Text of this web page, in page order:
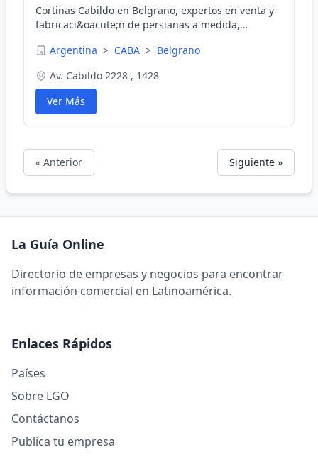
Cortinas Cabildo en Belgrano, expertos en venta y
fabricaci&oacute;n de persianas a medida,
Argentina > CABA > Belgrano
Av. Cabildo 2228 , 1428
Ver Más
« Anterior Siguiente »
La Guía Online
Directorio de empresas y negocios para encontrar
información comercial en Latinoamérica.
Enlaces Rápidos
Países
Sobre LGO
Contáctanos
Publica tu empresa